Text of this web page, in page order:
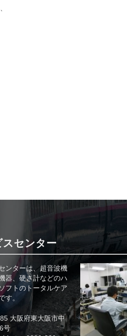
スセンター
ンターは、超音波機
器、硬さ計などのハ
フトのトータルケア
す。
大阪府東大阪市中
号